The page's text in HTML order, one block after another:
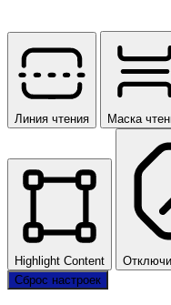
Линия чтения Маска
Highlight Content
Сброс настроек